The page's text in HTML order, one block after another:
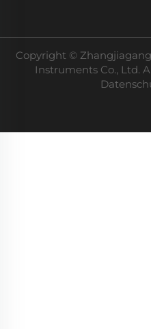
Copyright ©
Instruments Co., Ltd.